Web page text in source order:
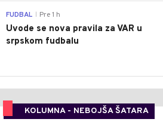
FUDBAL Pre 1 h
Uvode se nova pravila za VAR u
srpskom fudbalu
KOLUMNA - NEBOJŠA ŠATARA